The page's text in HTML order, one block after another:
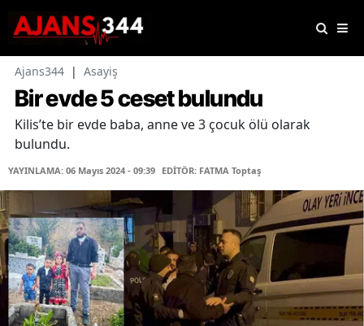
Ajans344 | Asayiş
Bir evde 5 ceset bulundu
Kilis’te bir evde baba, anne ve 3 çocuk ölü olarak
bulundu.
YAYINLAMA: 06 Mayıs 2024 - 09:39 EDİTÖR: FATMA Toptaş